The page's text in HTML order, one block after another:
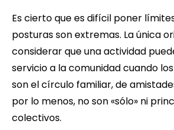
Es cierto que es difícil poner
posturas son extremas. La única
considerar que una actividad
servicio a la comunidad cuando
son el círculo familiar, de
por lo menos, no son «sólo» ni
colectivos.